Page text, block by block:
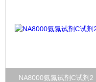
NA8000氨氮试剂C试剂2